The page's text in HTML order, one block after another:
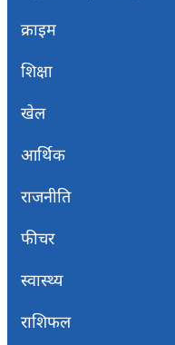
क्राइम
शिक्षा
खेल
आर्थिक
राजनीति
फीचर
स्वास्थ्य
राशिफल